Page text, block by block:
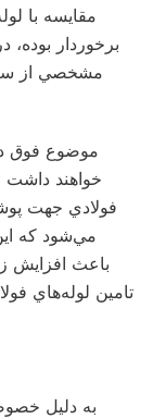
مقايسه با
برخوردار بوده،
مشخصي از
موضوع فوق
خواهند داشت
فولادي جهت
مي‌شود كه
باعث افزايش
تامين لوله‌هاي
به دليل